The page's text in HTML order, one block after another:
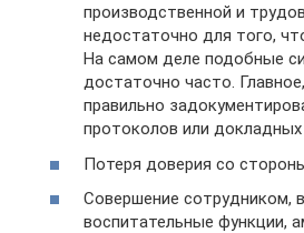
производственной и
недостаточно для того,
На самом деле подобные
достаточно часто.
правильно
протоколов или докладных
Потеря доверия со
Совершение сотрудником,
воспитательные функции,